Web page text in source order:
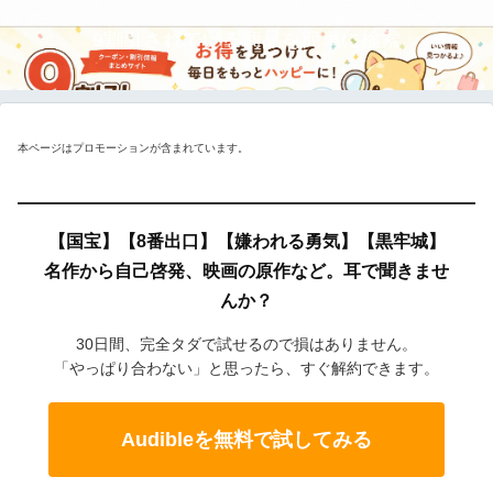
9割引されている商品を簡単に検索
本ページはプロモーションが含まれています。
【国宝】【8番出口】【嫌われる勇気】【黒牢城】
名作から自己啓発、映画の原作など。耳で聞きませ
んか？
30日間、完全タダで試せるので損はありません。
「やっぱり合わない」と思ったら、すぐ解約できます。
Audibleを無料で試してみる